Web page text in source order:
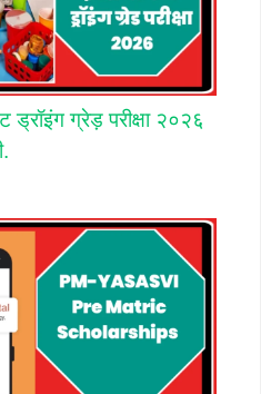
ड्रॉइंग ग्रेड़ परीक्षा २०२६